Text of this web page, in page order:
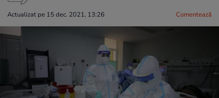
Actualizat pe 15 dec. 2021, 13:26 Comentează